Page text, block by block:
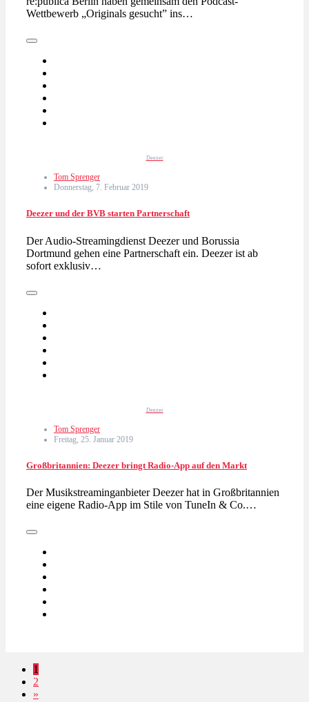
Wettbewerb „Originals gesucht” ins…
Deezer
Tom Sprenger
Donnerstag, 7. Februar 2019
Deezer und der BVB starten Partnerschaft
Der Audio-Streamingdienst Deezer und Borussia
Dortmund gehen eine Partnerschaft ein. Deezer ist ab
sofort exklusiv…
Deezer
Tom Sprenger
Freitag, 25. Januar 2019
Großbritannien: Deezer bringt Radio-App auf den Markt
Der Musikstreaminganbieter Deezer hat in Großbritannien
eine eigene Radio-App im Stile von TuneIn & Co.…
1
2
»